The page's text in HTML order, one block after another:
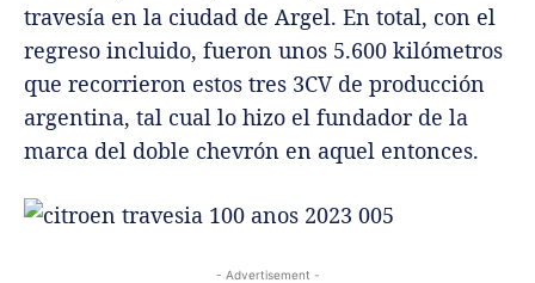
travesía en la ciudad de Argel. En total, con el
regreso incluido, fueron unos 5.600 kilómetros
que recorrieron estos tres 3CV de producción
argentina, tal cual lo hizo el fundador de la
marca del doble chevrón en aquel entonces.
- Advertisement -